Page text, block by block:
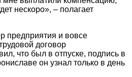
нескоро», – полагает
предприятия и вовсе
договор
что был в отпуске, подпись в
он узнал только в день